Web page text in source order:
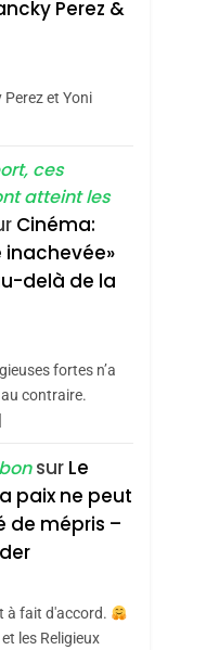
De
Pourrait
À 13 Pays
Latine
Selon Le
ET
:
JE
MA
Thérèse
– Jacques
Perez &
Perez et Yoni
ces
atteint les
Cinéma:
inachevée»
delà de la
fortes n’a
contraire.
sur Le
paix ne peut
de mépris –
à fait d'accord.
les Religieux